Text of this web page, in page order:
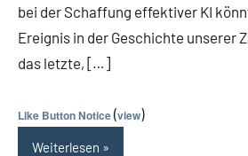
bei der Schaffung effektiver KI
Ereignis in der Geschichte unserer
das letzte, […]
Like Button Notice(view)
Weiterlesen